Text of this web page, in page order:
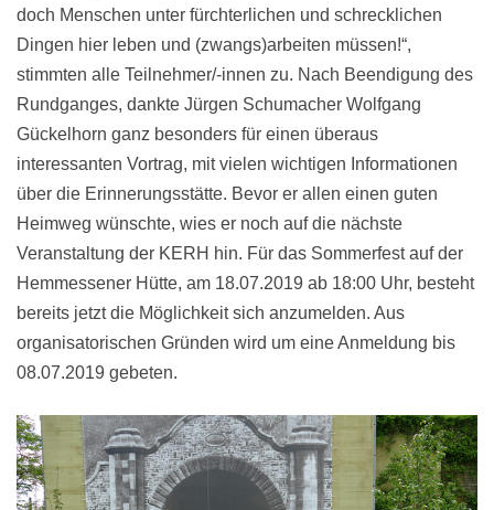
doch Menschen unter fürchterlichen und schrecklichen
Dingen hier leben und (zwangs)arbeiten müssen!“,
stimmten alle Teilnehmer/-innen zu. Nach Beendigung des
Rundganges, dankte Jürgen Schumacher Wolfgang
Gückelhorn ganz besonders für einen überaus
interessanten Vortrag, mit vielen wichtigen Informationen
über die Erinnerungsstätte. Bevor er allen einen guten
Heimweg wünschte, wies er noch auf die nächste
Veranstaltung der KERH hin. Für das Sommerfest auf der
Hemmessener Hütte, am 18.07.2019 ab 18:00 Uhr, besteht
bereits jetzt die Möglichkeit sich anzumelden. Aus
organisatorischen Gründen wird um eine Anmeldung bis
08.07.2019 gebeten.